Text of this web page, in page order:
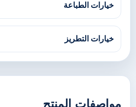
خيارات الطباعة
خيارات التطريز
مواصفات المنتج